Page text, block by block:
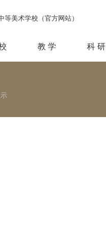
教 学 科 研